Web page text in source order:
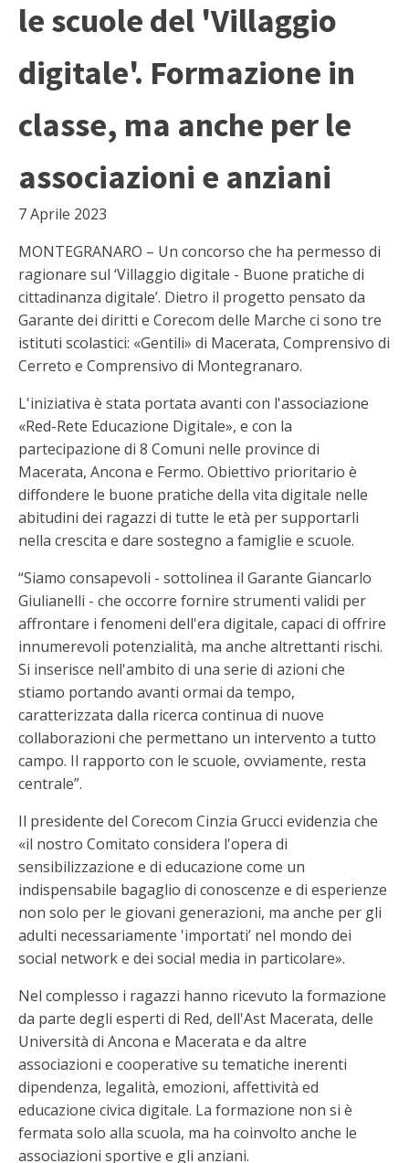
le scuole del 'Villaggio
digitale'. Formazione in
classe, ma anche per le
associazioni e anziani
7 Aprile 2023
MONTEGRANARO – Un concorso che ha permesso di
ragionare sul ‘Villaggio digitale - Buone pratiche di
cittadinanza digitale’. Dietro il progetto pensato da
Garante dei diritti e Corecom delle Marche ci sono tre
istituti scolastici: «Gentili» di Macerata, Comprensivo di
Cerreto e Comprensivo di Montegranaro.
L'iniziativa è stata portata avanti con l'associazione
«Red-Rete Educazione Digitale», e con la
partecipazione di 8 Comuni nelle province di
Macerata, Ancona e Fermo. Obiettivo prioritario è
diffondere le buone pratiche della vita digitale nelle
abitudini dei ragazzi di tutte le età per supportarli
nella crescita e dare sostegno a famiglie e scuole.
“Siamo consapevoli - sottolinea il Garante Giancarlo
Giulianelli - che occorre fornire strumenti validi per
affrontare i fenomeni dell'era digitale, capaci di offrire
innumerevoli potenzialità, ma anche altrettanti rischi.
Si inserisce nell'ambito di una serie di azioni che
stiamo portando avanti ormai da tempo,
caratterizzata dalla ricerca continua di nuove
collaborazioni che permettano un intervento a tutto
campo. Il rapporto con le scuole, ovviamente, resta
centrale”.
Il presidente del Corecom Cinzia Grucci evidenzia che
«il nostro Comitato considera l'opera di
sensibilizzazione e di educazione come un
indispensabile bagaglio di conoscenze e di esperienze
non solo per le giovani generazioni, ma anche per gli
adulti necessariamente 'importati’ nel mondo dei
social network e dei social media in particolare».
Nel complesso i ragazzi hanno ricevuto la formazione
da parte degli esperti di Red, dell'Ast Macerata, delle
Università di Ancona e Macerata e da altre
associazioni e cooperative su tematiche inerenti
dipendenza, legalità, emozioni, affettività ed
educazione civica digitale. La formazione non si è
fermata solo alla scuola, ma ha coinvolto anche le
associazioni sportive e gli anziani.